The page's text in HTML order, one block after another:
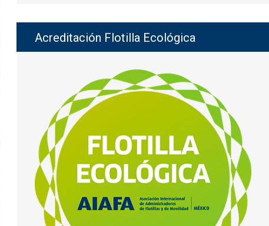
Acreditación Flotilla Ecológica